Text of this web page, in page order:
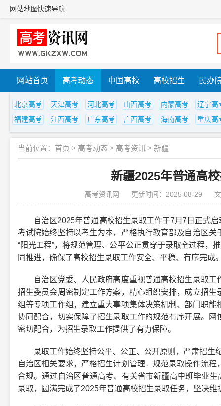
网站地图快速导航
网站首页 高考动态 中国高校 高校招生 民办
北京高考 天津高考 河北高考 山西高考 内蒙高考
辽宁高
福建高考
江西高考 广东高考 广西高考 海南高考 重庆高
当前位置： 首页 > 高考动态 > 高考资讯 > 新疆
新疆2025年普通高
高考资讯网 更新时间：2025-08-29
自治区2025年普通高校招生录取工作于7月7日正式启
考试院始终坚持以考生为本，严格执行教育部及自治区
“阳光工程”，将规范管理、公平公正贯穿于录取全过程，
同推进，确保了高校招生录取工作安全、平稳、有序完成
自治区党委、人民政府高度重视普通高校招生录取工
招生委员会周密制定工作方案，精心组织安排，成立招
组等专项工作组，建立重大事项集体决策机制、部门职
协同配合，切实保障了招生录取工作的规范有序开展。
密切配合，为招生录取工作提供了有力保障。
录取工作始终坚持公平、公正、公开原则，严肃招生纪
自治区相关要求，严格招生计划管理，规范录取操作流
合规。通过自治区普通高考、有关省市新疆高中班毕业
录取，圆满完成了2025年普通高校招生录取任务，坚决